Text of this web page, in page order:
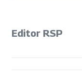
Editor RSP